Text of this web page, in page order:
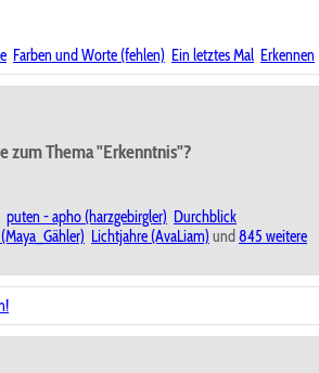
Farben und Worte (fehlen) Ein letztes Mal Erkennen
zum Thema "Erkenntnis"?
puten - apho (harzgebirgler) Durchblick
Lichtjahre (AvaLiam) und 845 weitere